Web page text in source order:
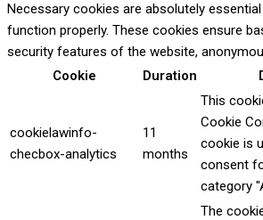
Necessary cookies are absolutely
function properly. These cookies ensure
security features of the website,
Cookie
Duration
cookielawinfo-
checbox-analytics
11
months
This
Cookie
cookie is
consent
category
The